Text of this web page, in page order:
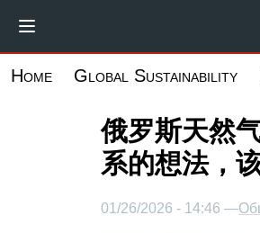
到Home Global Sustainability
俄罗斯天然
系的想法，
01/26/2026 - 14:46 —